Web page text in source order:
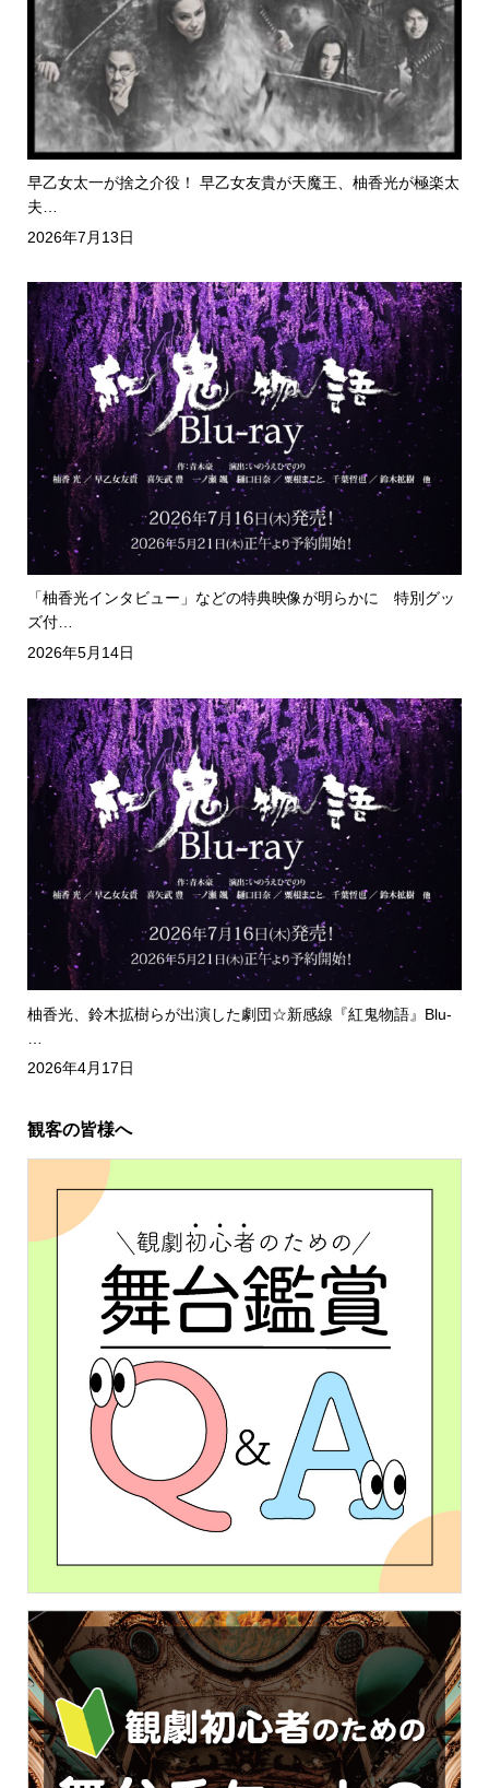
早乙女太一が捨之介役！ 早乙女友貴が天魔王、柚香光が極楽太
夫…
2026年7月13日
「柚香光インタビュー」などの特典映像が明らかに 特別グッ
ズ付…
2026年5月14日
柚香光、鈴木拡樹らが出演した劇団☆新感線『紅鬼物語』Blu-
2026年4月17日
観客の皆様へ